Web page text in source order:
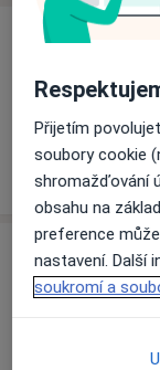
Ceník
Informace o
Adresa
Přijetím
soubory cookie
shromažďování
obsahu na
preference
nastavení. Další
soukromí a